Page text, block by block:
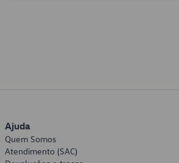
Ajuda
Quem Somos
Atendimento (SAC)